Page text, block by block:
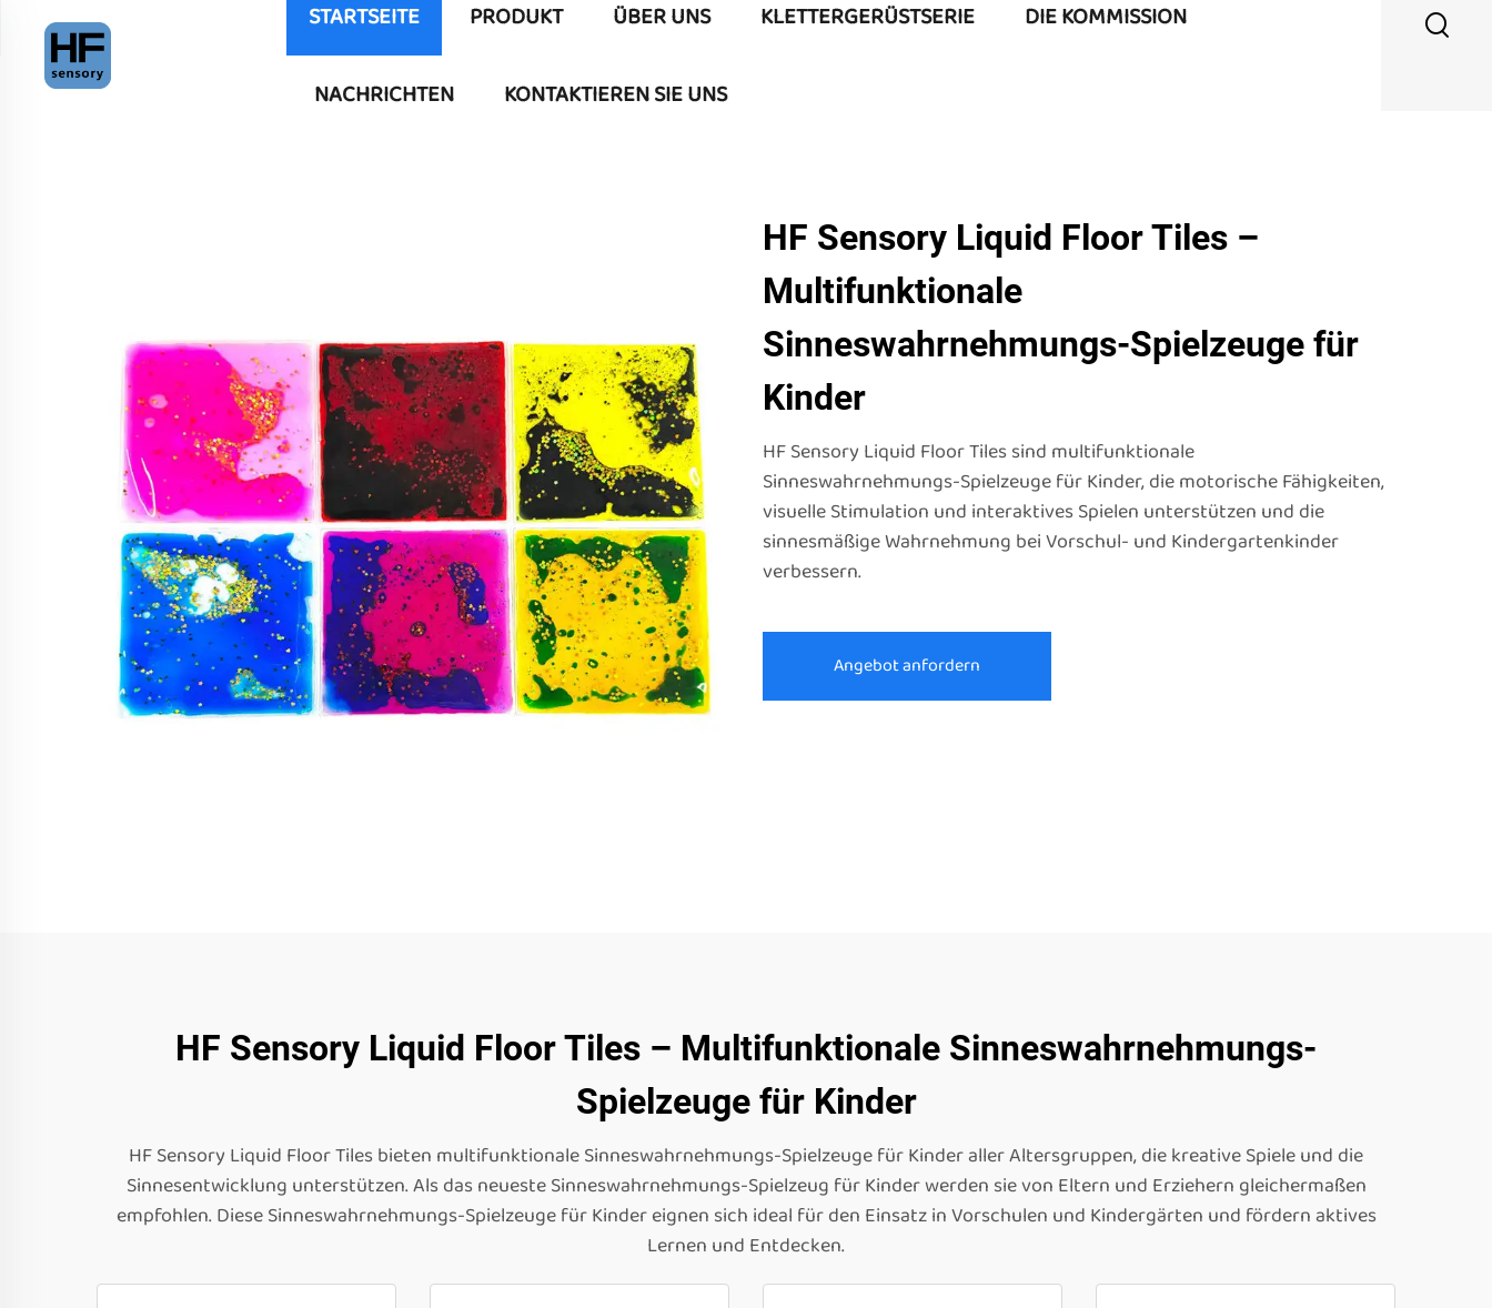
STARTSEITE PRODUKT ÜBER UNS KLETTERGERÜSTSERIE DIE KOMMISSION
NACHRICHTEN KONTAKTIEREN SIE UNS
HF Sensory Liquid Floor Tiles –
Multifunktionale
Sinneswahrnehmungs-Spielzeuge für
Kinder
HF Sensory Liquid Floor Tiles sind multifunktionale
Sinneswahrnehmungs-Spielzeuge für Kinder, die motorische Fähigkeiten,
visuelle Stimulation und interaktives Spielen unterstützen und die
sinnesmäßige Wahrnehmung bei Vorschul- und Kindergartenkinder
verbessern.
Angebot anfordern
HF Sensory Liquid Floor Tiles – Multifunktionale Sinneswahrnehmungs-
Spielzeuge für Kinder
HF Sensory Liquid Floor Tiles bieten multifunktionale Sinneswahrnehmungs-Spielzeuge für Kinder aller Altersgruppen, die kreative Spiele und die
Sinnesentwicklung unterstützen. Als das neueste Sinneswahrnehmungs-Spielzeug für Kinder werden sie von Eltern und Erziehern gleichermaßen
empfohlen. Diese Sinneswahrnehmungs-Spielzeuge für Kinder eignen sich ideal für den Einsatz in Vorschulen und Kindergärten und fördern aktives
Lernen und Entdecken.